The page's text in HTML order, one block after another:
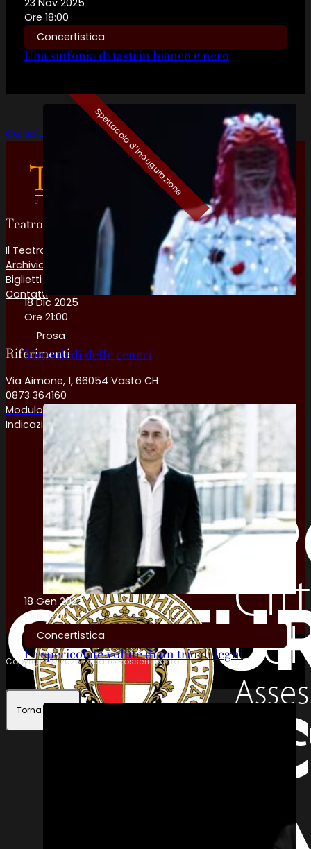
23 Nov 2025
Ore 18:00
Concertistica
Una sinfonia di tasti in bianco e nero
Spettacolo d’inaugurazione
18 Dic 2025
Ore 21:00
Prosa
Mercoledì delle ceneri
18 Gen 2026
Ore 18:00
Concertistica
Le spericolate volute di un trio di legni
Cartellone
Teatro Rossetti
Il Teatro Comunale
Archivio stagioni
Biglietti
Contatti
Follow us on Facebook
Follow us on YouTube
Riferimenti
Via Aimone, 1, 66054 Vasto CH
0873 364160
Modulo contatto
Indicazioni stradali
Copyright © 2026 • Teatro Rossetti Vasto
Torna in alto